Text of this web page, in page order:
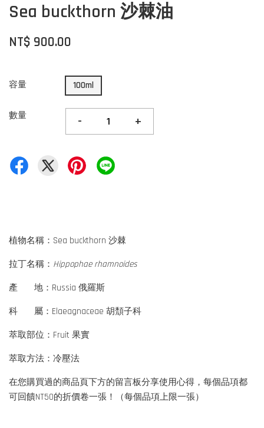
Sea buckthorn 沙棘油
NT$ 900.00
容量 100ml
數量 - +
植物名稱：Sea buckthorn 沙棘
拉丁名稱： Hippophae rhamnoides
產 地：Russia 俄羅斯
科 屬：Elaeagnaceae 胡頹子科
萃取部位：Fruit 果實
萃取方法：冷壓法
在您購買過的商品頁下方的留言板分享使用心得，每個品項都
可回饋NT50的折價卷一張！（每個品項上限一張）